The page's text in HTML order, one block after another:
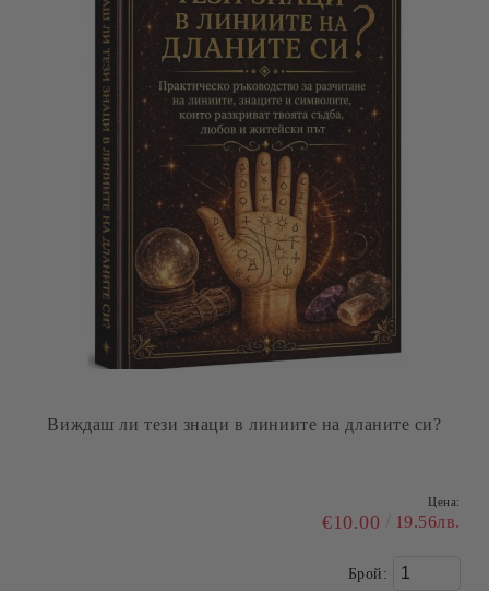
Виждаш ли тези знаци в линиите на дланите си?
Цена:
€10.00 19.56лв.
Брой: